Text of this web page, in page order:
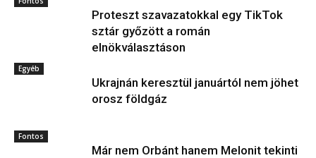
Proteszt szavazatokkal egy TikTok
sztár győzött a román
elnökválasztáson
Egyéb
Ukrajnán keresztül januártól nem jöhet
orosz földgáz
Fontos
Már nem Orbánt hanem Melonit tekinti